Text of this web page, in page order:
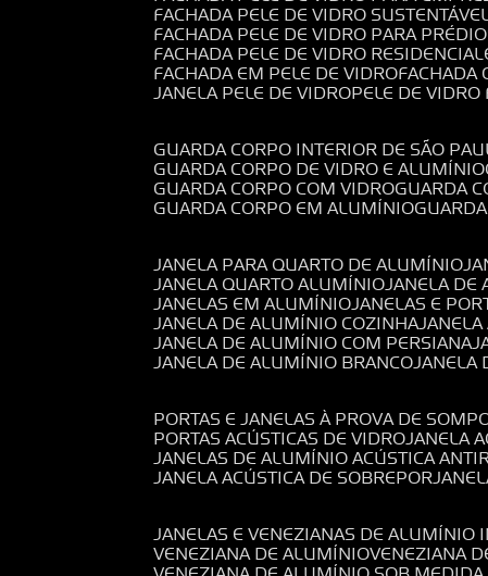
FACHADA PELE DE VIDRO
FACHADA PELE DE VIDRO PARA
FACHADA PELE DE VIDRO RESIDENCIAL
FACHADA EM PELE DE VIDRO
JANELA PELE DE VIDRO PELE DE
GUARDA CORPO INTERIOR DE SÃO
GUARDA CORPO DE VIDRO E ALUMÍNIO
GUARDA CORPO COM VIDRO GUARDA
GUARDA CORPO EM ALUMÍNIO
JANELA PARA QUARTO DE ALUMÍNIO
JANELA QUARTO ALUMÍNIO JANELA
JANELAS EM ALUMÍNIO JANELAS E
JANELA DE ALUMÍNIO COZINHA
JANELA DE ALUMÍNIO COM PERSIANA
JANELA DE ALUMÍNIO BRANCO
PORTAS E JANELAS À PROVA DE SOM
PORTAS ACÚSTICAS DE VIDRO JANELA
JANELAS DE ALUMÍNIO ACÚSTICA
JANELA ACÚSTICA DE SOBREPOR
JANELAS E VENEZIANAS DE ALUMÍNIO
VENEZIANA DE ALUMÍNIO VENEZIANA